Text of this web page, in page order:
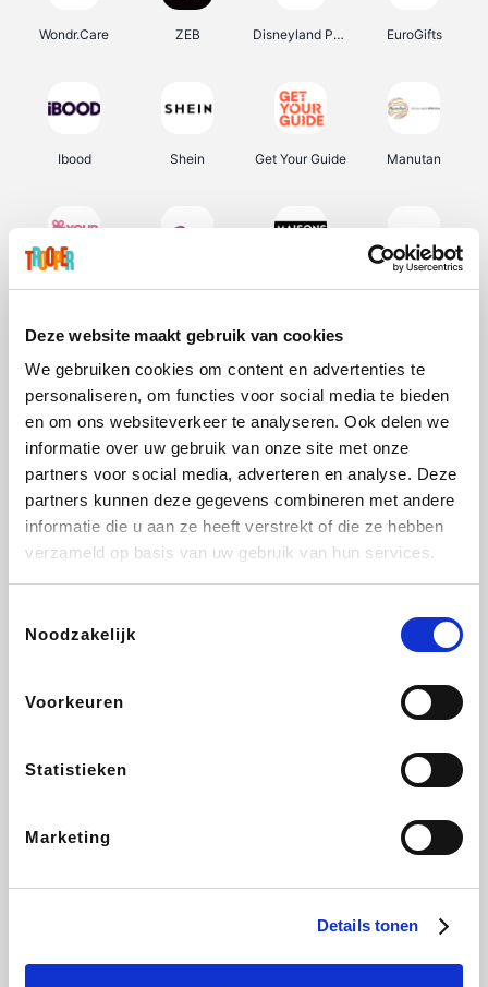
Deze website maakt gebruik van cookies
We gebruiken cookies om content en advertenties te
personaliseren, om functies voor social media te bieden
en om ons websiteverkeer te analyseren. Ook delen we
informatie over uw gebruik van onze site met onze
partners voor social media, adverteren en analyse. Deze
partners kunnen deze gegevens combineren met andere
informatie die u aan ze heeft verstrekt of die ze hebben
verzameld op basis van uw gebruik van hun services.
Noodzakelijk
Voorkeuren
Statistieken
Marketing
Details tonen
Wondr.Care ZEB Disneyland Paris EuroGifts
Ibood Shein Get Your Guide Manutan
Weekendesk Sarenza Schiesser Interhome
Lufthansa
CheapTickets.be DeubaXXL